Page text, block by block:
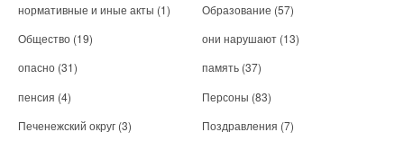
нормативные и иные акты (1) Образование (57)
Общество (19) они нарушают (13)
опасно (31) память (37)
пенсия (4) Персоны (83)
Печенежский округ (3) Поздравления (7)